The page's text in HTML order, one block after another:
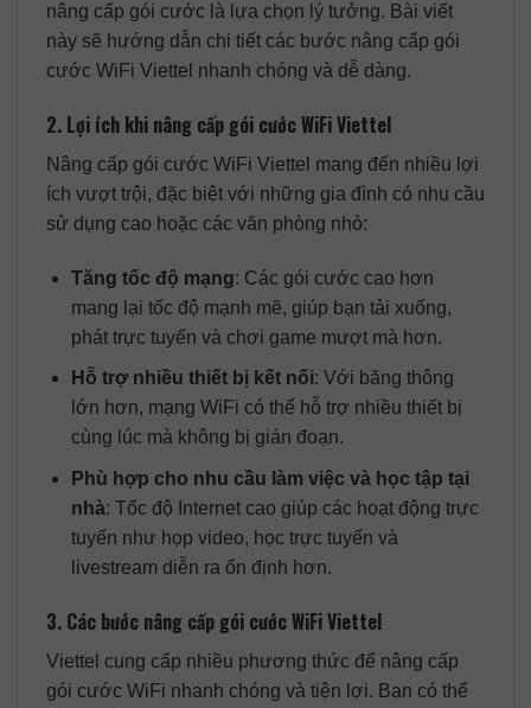
nâng cấp gói cước là lựa chọn lý tưởng. Bài viết
này sẽ hướng dẫn chi tiết các bước nâng cấp gói
cước WiFi Viettel nhanh chóng và dễ dàng.
2. Lợi ích khi nâng cấp gói cước WiFi Viettel
Nâng cấp gói cước WiFi Viettel mang đến nhiều lợi
ích vượt trội, đặc biệt với những gia đình có nhu cầu
sử dụng cao hoặc các văn phòng nhỏ:
Tăng tốc độ mạng: Các gói cước cao hơn
mang lại tốc độ mạnh mẽ, giúp bạn tải xuống,
phát trực tuyến và chơi game mượt mà hơn.
Hỗ trợ nhiều thiết bị kết nối: Với băng thông
lớn hơn, mạng WiFi có thể hỗ trợ nhiều thiết bị
cùng lúc mà không bị gián đoạn.
Phù hợp cho nhu cầu làm việc và học tập tại
nhà: Tốc độ Internet cao giúp các hoạt động trực
tuyến như họp video, học trực tuyến và
livestream diễn ra ổn định hơn.
3. Các bước nâng cấp gói cước WiFi Viettel
Viettel cung cấp nhiều phương thức để nâng cấp
gói cước WiFi nhanh chóng và tiện lợi. Bạn có thể